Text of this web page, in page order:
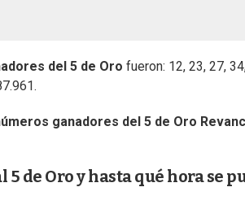
del 5 de Oro fueron: 12, 23, 27,
ganadores del 5 de Oro
5 de Oro y hasta qué hora se